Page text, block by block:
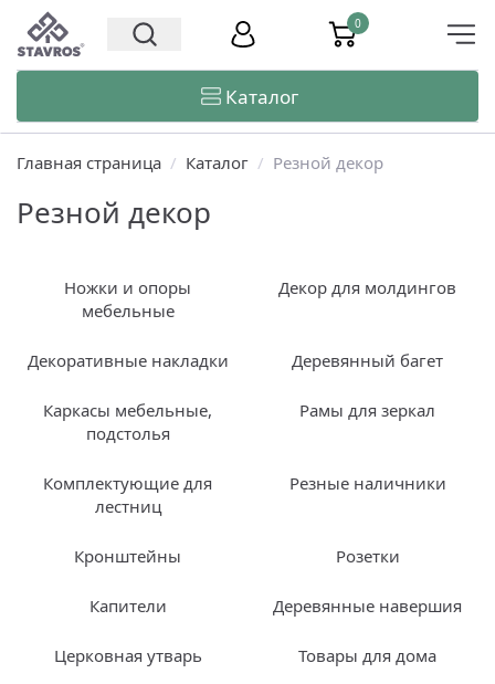
0
Каталог
Главная страница / Каталог / Резной декор
Резной декор
Ножки и опоры
мебельные
Декор для молдингов
Декоративные накладки Деревянный багет
Каркасы мебельные,
подстолья
Рамы для зеркал
Комплектующие для
лестниц
Резные наличники
Кронштейны Розетки
Капители Деревянные навершия
Церковная утварь Товары для дома